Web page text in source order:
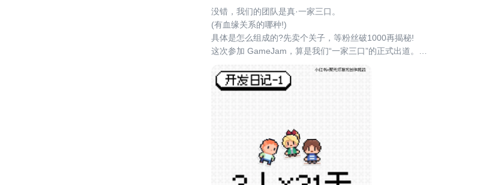
没错，我们的团队是真·一家三口。
(有血缘关系的哪种!)
具体是怎么组成的?先卖个关子，等粉丝破1000再揭秘!
这次参加 GameJam，算是我们“一家三口”的正式出道。
期间也会互相沉默对方的方案，然后又展开继续讨论优化哈哈
从很早以前我们就立志一定要做一款属于自己的游戏。